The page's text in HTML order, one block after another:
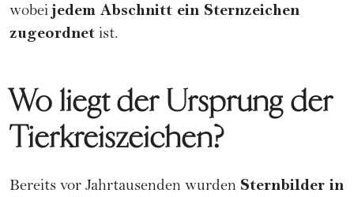
wobeijedem Abschnitt ein Sternzeichen
zugeordnet ist.
Wo liegt der Ursprung der
Tierkreiszeichen?
Bereits vor Jahrtausenden wurden Sternbilder in